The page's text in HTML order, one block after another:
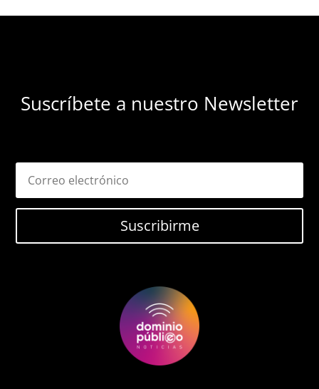
Suscríbete a nuestro Newsletter
Suscribirme